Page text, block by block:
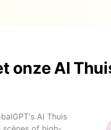
onze AI
AI Thuis